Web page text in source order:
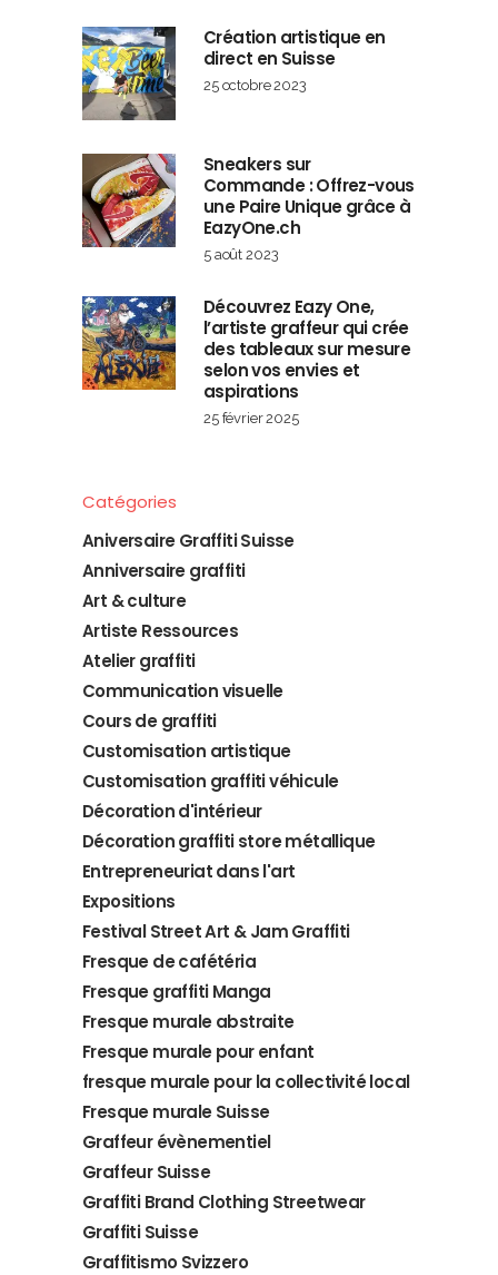
Création artistique en
direct en Suisse
25 octobre 2023
Sneakers sur
Commande : Offrez-vous
une Paire Unique grâce à
EazyOne.ch
5 août 2023
Découvrez Eazy One,
l’artiste graffeur qui crée
des tableaux sur mesure
selon vos envies et
aspirations
25 février 2025
Catégories
Aniversaire Graffiti Suisse
Anniversaire graffiti
Art & culture
Artiste Ressources
Atelier graffiti
Communication visuelle
Cours de graffiti
Customisation artistique
Customisation graffiti véhicule
Décoration d'intérieur
Décoration graffiti store métallique
Entrepreneuriat dans l'art
Expositions
Festival Street Art & Jam Graffiti
Fresque de cafétéria
Fresque graffiti Manga
Fresque murale abstraite
Fresque murale pour enfant
fresque murale pour la collectivité local
Fresque murale Suisse
Graffeur évènementiel
Graffeur Suisse
Graffiti Brand Clothing Streetwear
Graffiti Suisse
Graffitismo Svizzero